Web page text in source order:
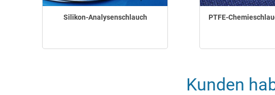
Silikon-Analysenschlauch PTFE-
Kunden